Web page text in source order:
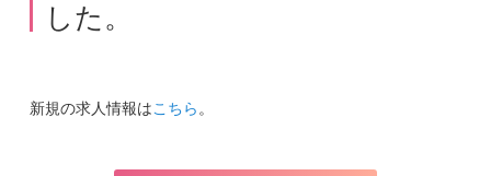
した。
新規の求人情報はこちら 。